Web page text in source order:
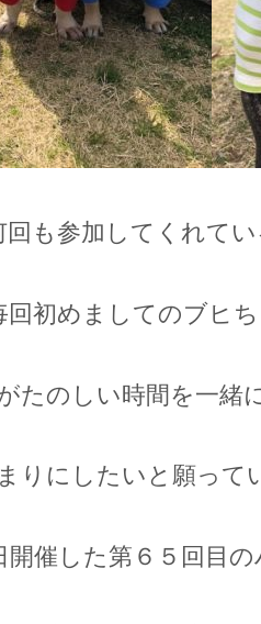
回も参加してくれて
回初めましてのブヒ
たのしい時間を一緒
りにしたいと願って
開催した第６５回目